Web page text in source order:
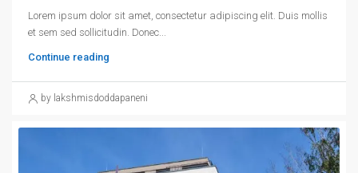
Lorem ipsum dolor sit amet, consectetur adipiscing elit. Duis mollis
et sem sed sollicitudin. Donec...
Continue reading
by lakshmisdoddapaneni